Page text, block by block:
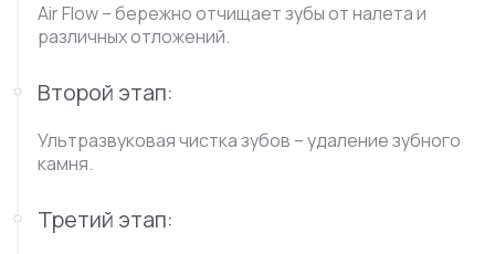
Air Flow – бережно отчищает зубы от налета и
различных отложений.
Второй этап:
Ультразвуковая чистка зубов – удаление зубного
камня.
Третий этап: